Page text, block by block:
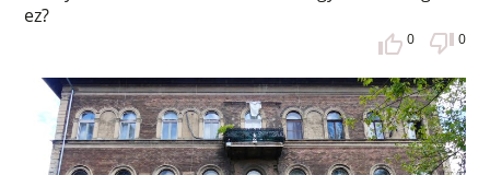
ez?
0 0